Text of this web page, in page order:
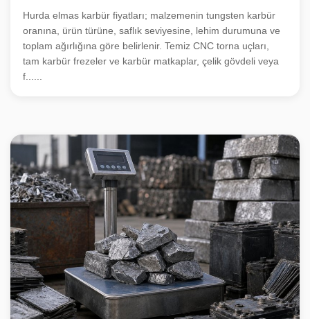
Hurda elmas karbür fiyatları; malzemenin tungsten karbür
oranına, ürün türüne, saflık seviyesine, lehim durumuna ve
toplam ağırlığına göre belirlenir. Temiz CNC torna uçları,
tam karbür frezeler ve karbür matkaplar, çelik gövdeli veya
f......